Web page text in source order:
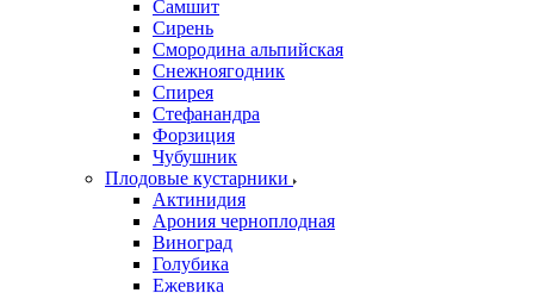
Самшит
Сирень
Смородина альпийская
Снежноягодник
Спирея
Стефанандра
Форзиция
Чубушник
Плодовые кустарники
Актинидия
Арония черноплодная
Виноград
Голубика
Ежевика